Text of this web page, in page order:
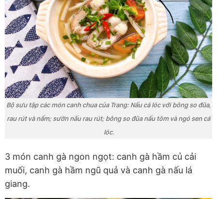
Bộ sưu tập các món canh chua của Trang: Nấu cá lóc với bông so đũa,
rau rút và nấm; sườn nấu rau rút; bông so đũa nấu tôm và ngó sen cá
lóc.
3 món canh gà ngon ngọt: canh gà hầm củ cải
muối, canh gà hầm ngũ quả và canh gà nấu lá
giang.